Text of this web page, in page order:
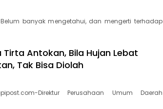
banyak mengetahui, dan mengerti terhadap
Antokan, Bila Hujan Lebat
Tak Bisa Diolah
Direktur Perusahaan Umum Daerah